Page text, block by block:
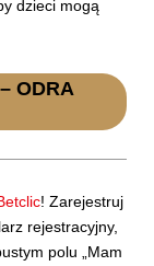
dzieci mogą
ODRA
! Zarejestruj
rejestracyjny,
polu „Mam